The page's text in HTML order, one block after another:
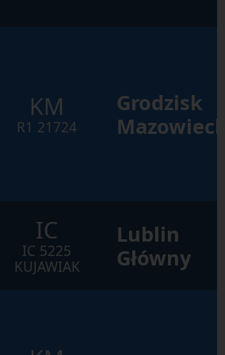
KM
R1 21724
Grodzisk
IC
IC 5225
KUJAWIAK
Lublin
Główny